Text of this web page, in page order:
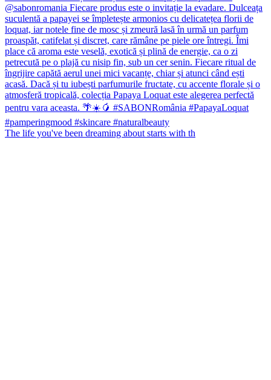
The life you've been dreaming about starts with th